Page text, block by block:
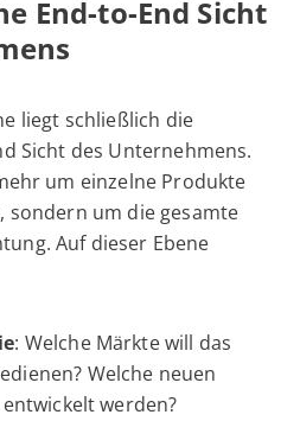
End-to-End Sicht
liegt schließlich die
Sicht des Unternehmens.
um einzelne Produkte
sondern um die gesamte
Auf dieser Ebene
: Welche Märkte will das
Welche neuen
werden?